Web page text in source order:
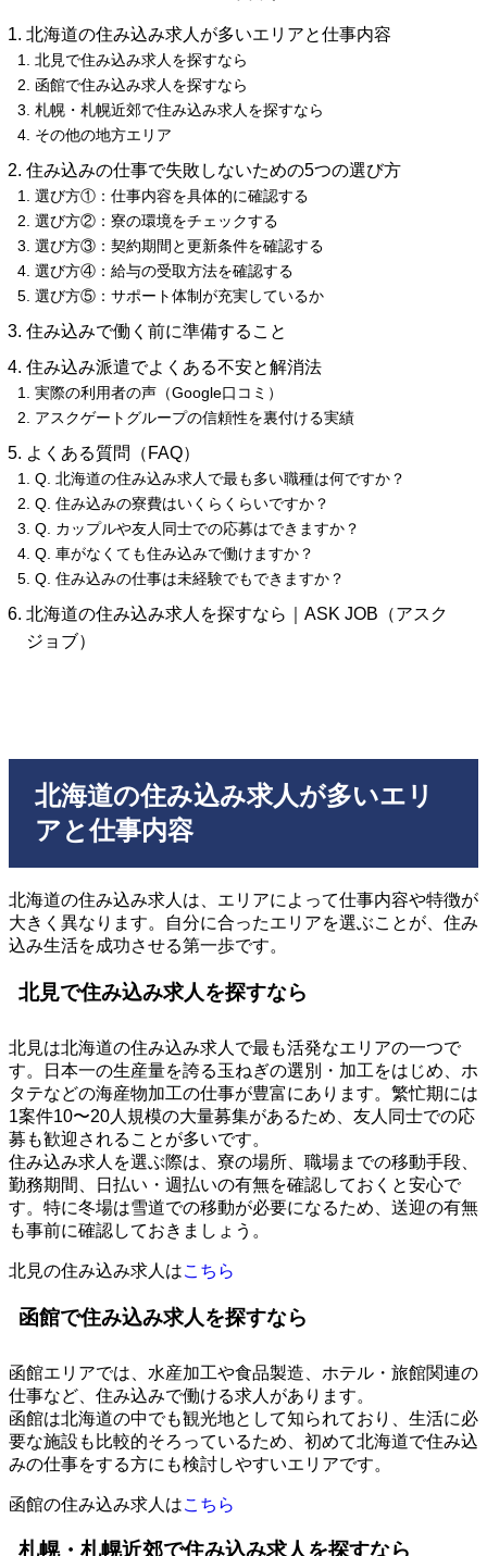
北海道の住み込み求人が多いエリアと仕事内容
北見で住み込み求人を探すなら
函館で住み込み求人を探すなら
札幌・札幌近郊で住み込み求人を探すなら
その他の地方エリア
住み込みの仕事で失敗しないための5つの選び方
選び方①：仕事内容を具体的に確認する
選び方②：寮の環境をチェックする
選び方③：契約期間と更新条件を確認する
選び方④：給与の受取方法を確認する
選び方⑤：サポート体制が充実しているか
住み込みで働く前に準備すること
住み込み派遣でよくある不安と解消法
実際の利用者の声（Google口コミ）
アスクゲートグループの信頼性を裏付ける実績
よくある質問（FAQ）
Q. 北海道の住み込み求人で最も多い職種は何ですか？
Q. 住み込みの寮費はいくらくらいですか？
Q. カップルや友人同士での応募はできますか？
Q. 車がなくても住み込みで働けますか？
Q. 住み込みの仕事は未経験でもできますか？
北海道の住み込み求人を探すなら｜ASK JOB（アスク
ジョブ）
北海道の住み込み求人が多いエリ
アと仕事内容
北海道の住み込み求人は、エリアによって仕事内容や特徴が
大きく異なります。自分に合ったエリアを選ぶことが、住み
込み生活を成功させる第一歩です。
北見で住み込み求人を探すなら
北見は北海道の住み込み求人で最も活発なエリアの一つで
す。日本一の生産量を誇る玉ねぎの選別・加工をはじめ、ホ
タテなどの海産物加工の仕事が豊富にあります。繁忙期には
1案件10〜20人規模の大量募集があるため、友人同士での応
募も歓迎されることが多いです。
住み込み求人を選ぶ際は、寮の場所、職場までの移動手段、
勤務期間、日払い・週払いの有無を確認しておくと安心で
す。特に冬場は雪道での移動が必要になるため、送迎の有無
も事前に確認しておきましょう。
北見の住み込み求人はこちら
函館で住み込み求人を探すなら
函館エリアでは、水産加工や食品製造、ホテル・旅館関連の
仕事など、住み込みで働ける求人があります。
函館は北海道の中でも観光地として知られており、生活に必
要な施設も比較的そろっているため、初めて北海道で住み込
みの仕事をする方にも検討しやすいエリアです。
函館の住み込み求人はこちら
札幌・札幌近郊で住み込み求人を探すなら